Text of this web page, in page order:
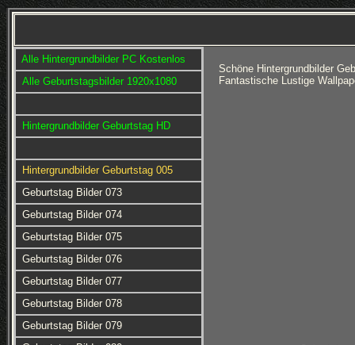
Alle Hintergrundbilder PC Kostenlos
Alle Geburtstagsbilder 1920x1080
Hintergrundbilder Geburtstag HD
Hintergrundbilder Geburtstag 005
Geburtstag Bilder 073
Geburtstag Bilder 074
Geburtstag Bilder 075
Geburtstag Bilder 076
Geburtstag Bilder 077
Geburtstag Bilder 078
Geburtstag Bilder 079
Schöne Hintergrundbilder
Fantastische Lustige